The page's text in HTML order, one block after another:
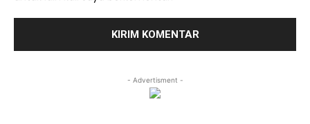
- Advertisment -